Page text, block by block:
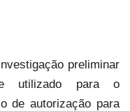
preliminar
utilizado para o
de autorização para